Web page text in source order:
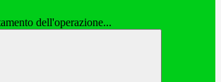
dell'operazione...